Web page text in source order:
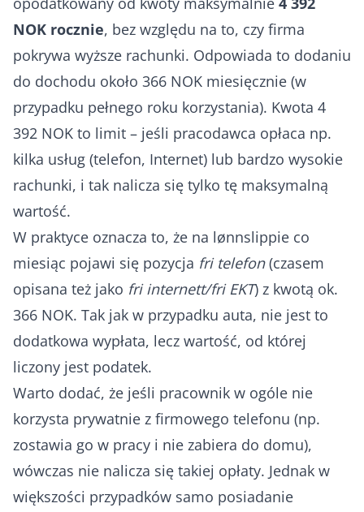
NOK rocznie, bez względu na to, czy firma
pokrywa wyższe rachunki. Odpowiada to dodaniu
do dochodu około 366 NOK miesięcznie (w
przypadku pełnego roku korzystania). Kwota 4
392 NOK to limit – jeśli pracodawca opłaca np.
kilka usług (telefon, Internet) lub bardzo wysokie
rachunki, i tak nalicza się tylko tę maksymalną
wartość.
W praktyce oznacza to, że na lønnslippie co
miesiąc pojawi się pozycja fri telefon(czasem
opisana też jako fri internett/fri EKT) z kwotą ok.
366 NOK. Tak jak w przypadku auta, nie jest to
dodatkowa wypłata, lecz wartość, od której
liczony jest podatek.
Warto dodać, że jeśli pracownik w ogóle nie
korzysta prywatnie z firmowego telefonu (np.
zostawia go w pracy i nie zabiera do domu),
wówczas nie nalicza się takiej opłaty. Jednak w
większości przypadków samo posiadanie